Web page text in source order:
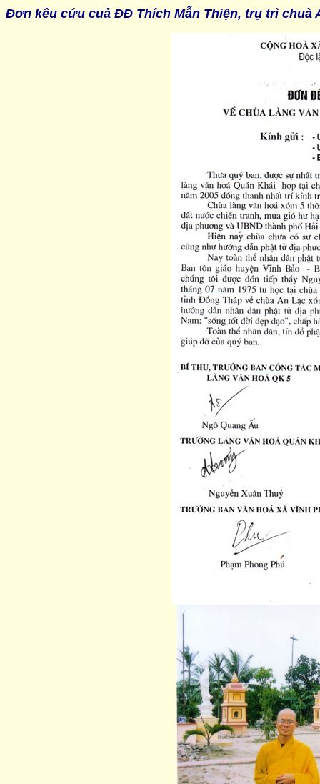
Đơn kêu cứu cuả ĐĐ Thích Mẫn Thiện, trụ trì chuà